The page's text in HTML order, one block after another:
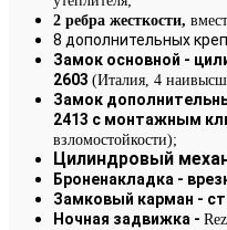
2 ребра жесткости,
8 дополнительных
Замок основной -
2603 (Италия, 4
Замок
2413 с монтажным
взломостойкости);
Цилиндровый
Броненакладка -
Замковый карман -
Ночная задвижка -